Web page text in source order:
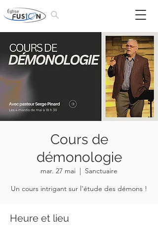
Cours de
démonologie
mar. 27 mai
  |
Sanctuaire
Un cours intrigant sur l'étude des démons !
Heure et lieu